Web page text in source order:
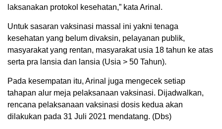
laksanakan protokol kesehatan,” kata Arinal.
Untuk sasaran vaksinasi massal ini yakni tenaga
kesehatan yang belum divaksin, pelayanan publik,
masyarakat yang rentan, masyarakat usia 18 tahun ke atas
serta pra lansia dan lansia (Usia > 50 Tahun).
Pada kesempatan itu, Arinal juga mengecek setiap
tahapan alur meja pelaksanaan vaksinasi. Dijadwalkan,
rencana pelaksanaan vaksinasi dosis kedua akan
dilakukan pada 31 Juli 2021 mendatang. (Dbs)